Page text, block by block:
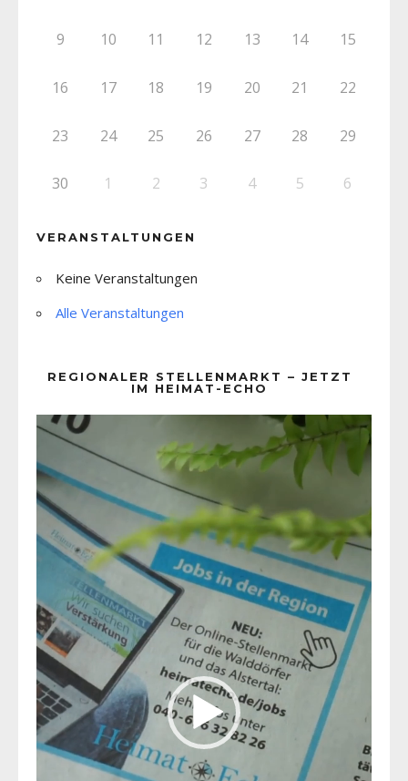
9 10 11 12 13 14 15
16 17 18 19 20 21 22
23 24 25 26 27 28 29
30 1 2 3 4 5 6
VERANSTALTUNGEN
Keine Veranstaltungen
Alle Veranstaltungen
REGIONALER STELLENMARKT – JETZT
IM HEIMAT-ECHO
Player